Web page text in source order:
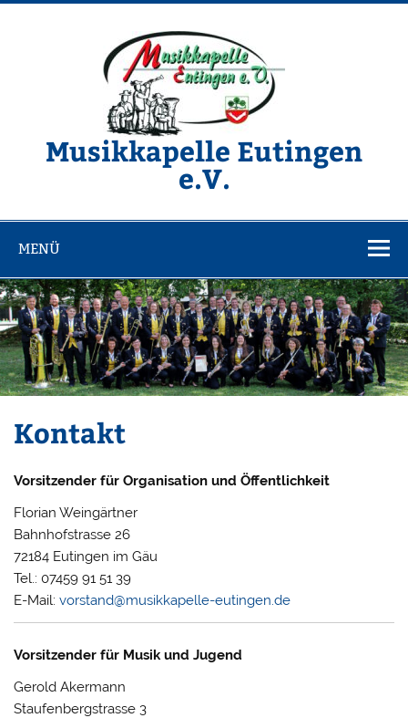
Zum
Musikkapelle Eutingen
e.V.
MENÜ
Kontakt
Vorsitzender für Organisation und Öffentlichkeit
Florian Weingärtner
Bahnhofstrasse 26
72184 Eutingen im Gäu
Tel.: 07459 91 51 39
E-Mail:vorstand@musikkapelle-eutingen.de
Vorsitzender für Musik und Jugend
Gerold Akermann
Staufenbergstrasse 3